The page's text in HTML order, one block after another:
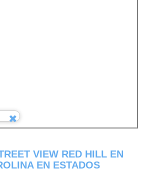
VIEW RED HILL EN
EN ESTADOS